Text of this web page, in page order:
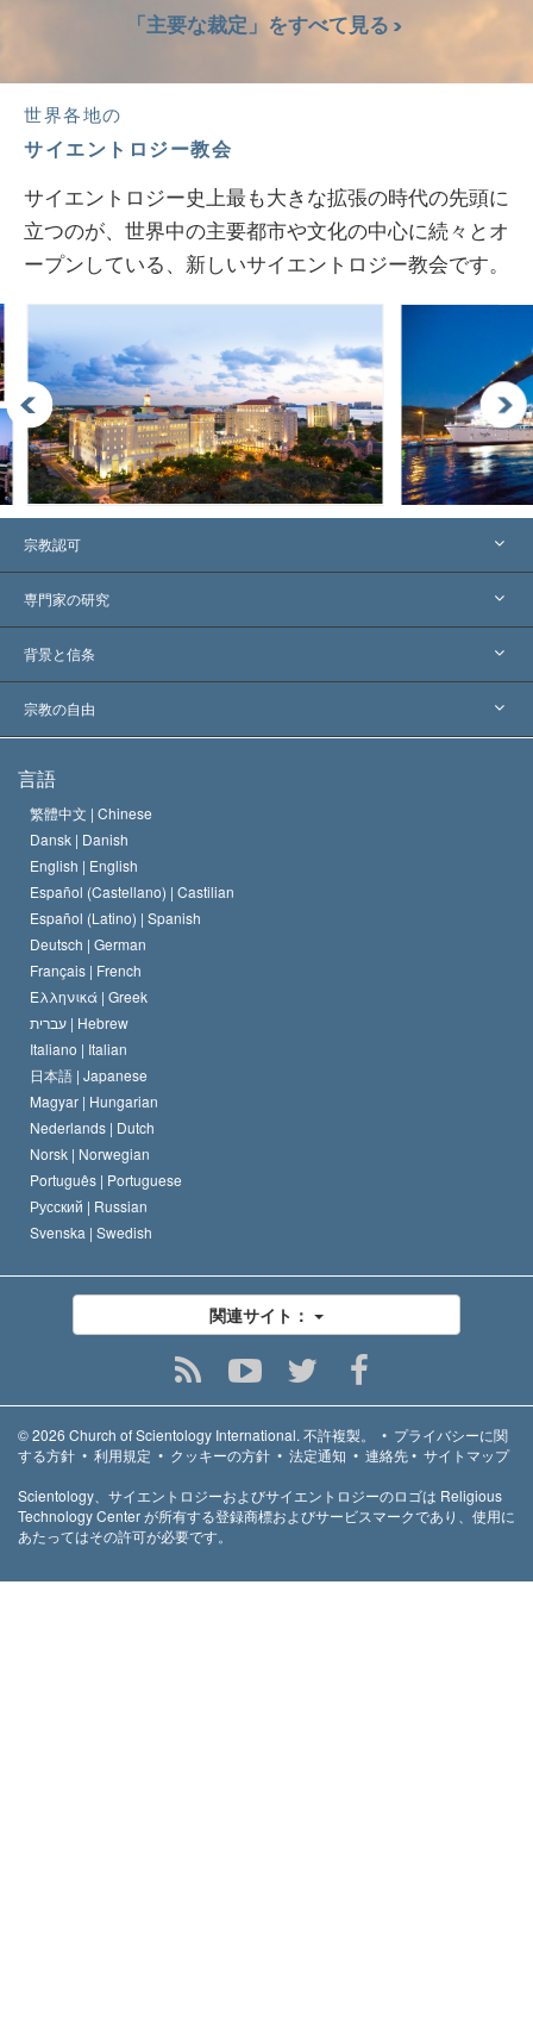
「主要な裁定」をすべて見る
世界各地の
サイエントロジー教会
サイエントロジー史上最も大きな拡張の時代の先頭に
立つのが、世界中の主要都市や文化の中心に続々とオ
ープンしている、新しいサイエントロジー教会です。
宗教認可
アメリカ
世界各地での認可
主要な裁定
専門家の研究
各分野の専門家による見解
世界を代表する専門家
背景と信条
L. ロン ハバード
サイエントロジー教会の信条
サイエントロジストの規律
デビッド･ミスキャベッジ
宗教の自由
何でしょう？
人権の国際基準
宗教に関する宣言
言語
繁體中文 | Chinese
Dansk | Danish
English | English
Español (Castellano) | Castilian
Español (Latino) | Spanish
Deutsch | German
Français | French
Ελληνικά | Greek
עברית | Hebrew
Italiano | Italian
日本語 | Japanese
Magyar | Hungarian
Nederlands | Dutch
Norsk | Norwegian
Português | Portuguese
Русский | Russian
Svenska | Swedish
関連サイト：
© 2026 Church of Scientology International. 不許複製。 • プライバシーに関
する方針 • 利用規定 • クッキーの方針 • 法定通知 • 連絡先• サイトマップ
Scientology、サイエントロジーおよびサイエントロジーのロゴは Religious
Technology Center が所有する登録商標およびサービスマークであり、使用に
あたってはその許可が必要です。